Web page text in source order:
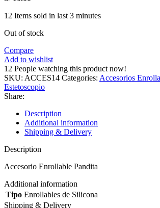
12 Items sold in last 3 minutes
Out of stock
Compare
Add to wishlist
12 People watching this product now!
SKU: ACCES14 Categories: Accesorios
Estetoscopio
Share:
Description
Additional information
Shipping & Delivery
Description
Accesorio Enrollable Pandita
Additional information
Tipo Enrollables de Silicona
Shipping & Delivery